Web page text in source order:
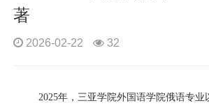
著
2026-02-22 32
2025年，三亚学院外国语学院俄语专业